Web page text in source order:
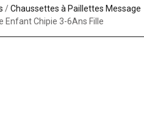
/Chaussettes à Paillettes Message​
Enfant Chipie 3-6Ans Fille